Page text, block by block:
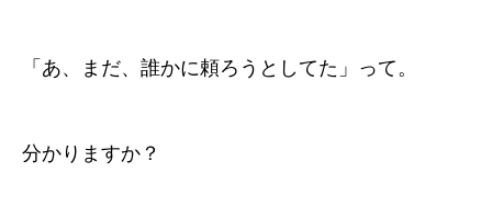
「あ、まだ、誰かに頼ろうとしてた」って。
分かりますか？